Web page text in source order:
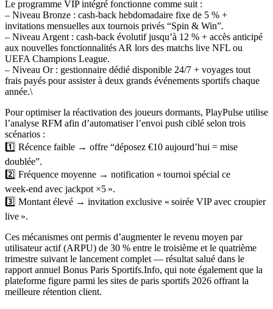
Le programme VIP intégré fonctionne comme suit :
– Niveau Bronze : cash‑back hebdomadaire fixe de 5 % +
invitations mensuelles aux tournois privés “Spin & Win”.
– Niveau Argent : cash‑back évolutif jusqu’à 12 % + accès anticipé
aux nouvelles fonctionnalités AR lors des matchs live NFL ou
UEFA Champions League.
– Niveau Or : gestionnaire dédié disponible 24/7 + voyages tout
frais payés pour assister à deux grands événements sportifs chaque
année.\
Pour optimiser la réactivation des joueurs dormants, PlayPulse utilise
l’analyse RFM afin d’automatiser l’envoi push ciblé selon trois
scénarios :
1️⃣ Récence faible → offre “déposez €10 aujourd’hui = mise
doublée”.
2️⃣ Fréquence moyenne → notification « tournoi spécial ce
week‑end avec jackpot ×5 ».
3️⃣ Montant élevé → invitation exclusive « soirée VIP avec croupier
live ».
Ces mécanismes ont permis d’augmenter le revenu moyen par
utilisateur actif (ARPU) de 30 % entre le troisième et le quatrième
trimestre suivant le lancement complet — résultat salué dans le
rapport annuel Bonus Paris Sportifs.Info, qui note également que la
plateforme figure parmi les sites de paris sportifs 2026 offrant la
meilleure rétention client.